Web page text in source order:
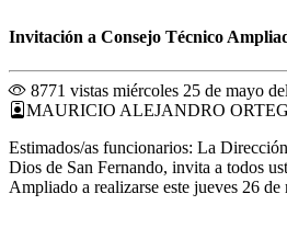
Invitación a Consejo Técnico
8771 vistas miércoles 25 de mayo
MAURICIO ALEJANDRO
Estimados/as funcionarios: La
Dios de San Fernando, invita a todos
Ampliado a realizarse este jueves 26